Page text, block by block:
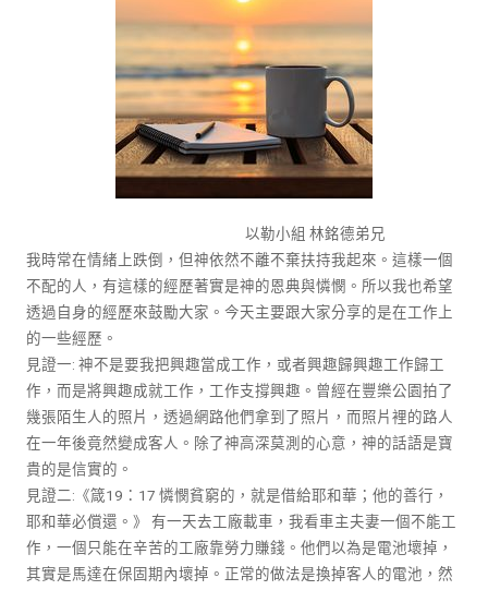
以勒小組 林銘德弟兄
我時常在情緒上跌倒，但神依然不離不棄扶持我起來。這樣一個
不配的人，有這樣的經歷著實是神的恩典與憐憫。所以我也希望
透過自身的經歷來鼓勵大家。今天主要跟大家分享的是在工作上
的一些經歷。
見證一: 神不是要我把興趣當成工作，或者興趣歸興趣工作歸工
作，而是將興趣成就工作，工作支撐興趣。曾經在豐樂公園拍了
幾張陌生人的照片，透過網路他們拿到了照片，而照片裡的路人
在一年後竟然變成客人。除了神高深莫測的心意，神的話語是寶
貴的是信實的。
見證二:《箴19：17 憐憫貧窮的，就是借給耶和華；他的善行，
耶和華必償還。》 有一天去工廠載車，我看車主夫妻一個不能工
作，一個只能在辛苦的工廠靠勞力賺錢。他們以為是電池壞掉，
其實是馬達在保固期內壞掉。正常的做法是換掉客人的電池，然